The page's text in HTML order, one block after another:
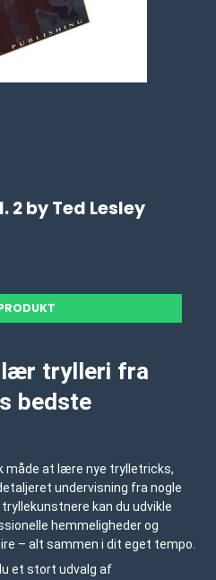
2 by Ted Lesley
lær trylleri fra
bedste
måde at lære nye trylletricks,
undervisning fra nogle
kan du udvikle
hemmeligheder og
– alt sammen i dit eget tempo.
et stort udvalg af